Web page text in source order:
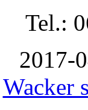
Tel.:
2017-
Wacker